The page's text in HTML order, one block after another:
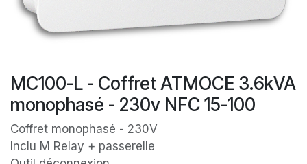
MC100-L - Coffret ATMOCE 3.6kVA
monophasé - 230v NFC 15-100
Coffret monophasé - 230V
Inclu M Relay + passerelle